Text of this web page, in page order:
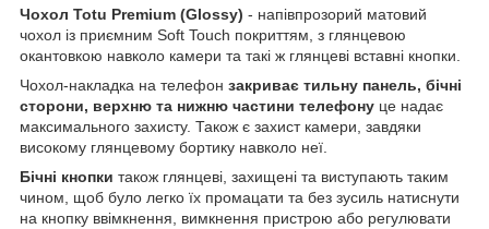
Чохол Totu Premium (Glossy) - напівпрозорий матовий
чохол із приємним Soft Touch покриттям, з глянцевою
окантовкою навколо камери та такі ж глянцеві вставні кнопки.
Чохол-накладка на телефон закриває тильну панель, бічні
сторони, верхню та нижню частини телефону це надає
максимального захисту. Також є захист камери, завдяки
високому глянцевому бортику навколо неї.
Бічні кнопки також глянцеві, захищені та виступають таким
чином, щоб було легко їх промацати та без зусиль натиснути
на кнопку ввімкнення, вимкнення пристрою або регулювати